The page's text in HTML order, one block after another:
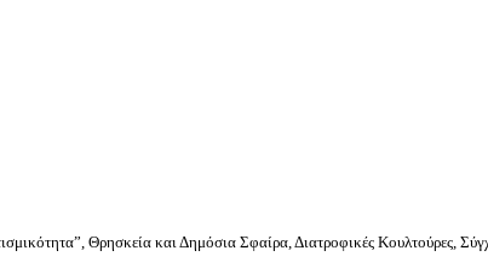
Θρησκεία και Δημόσια Σφαίρα, Διατροφικές Κουλτούρες,